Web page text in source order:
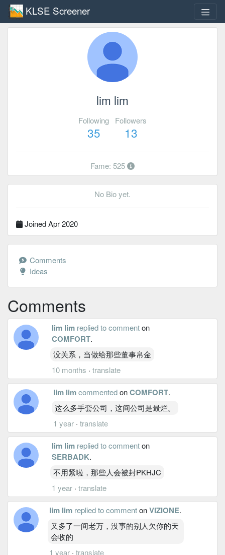
KLSE Screener
lim lim
Following
35
Followers
13
Fame: 525
No Bio yet.
Joined Apr 2020
Comments
Ideas
Comments
lim lim replied to commenton
COMFORT.
没关系，当做给那些董事帛金
10 months · translate
lim limcommentedonCOMFORT.
这么多手套公司，这间公司是最烂。
1 year · translate
lim lim replied to commenton
SERBADK.
不用紧啦，那些人会被封PKHJC
1 year · translate
lim lim replied to commentonVIZIONE.
又多了一间老万，没事的别人欠你的天
会收的
1 year ·translate